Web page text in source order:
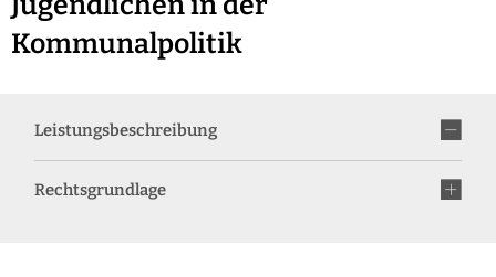
Kommunalpolitik
Leistungsbeschreibung
Rechtsgrundlage